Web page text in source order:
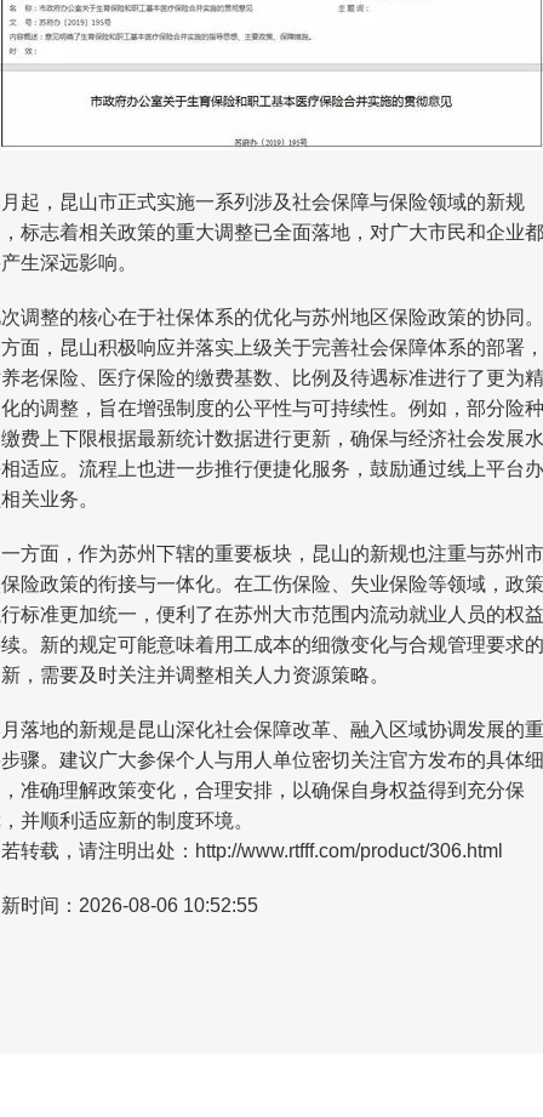
起，昆山市正式实施一系列涉及社会保障与保险领域的新规
标志着相关政策的重大调整已全面落地，对广大市民和企业都
生深远影响。
调整的核心在于社保体系的优化与苏州地区保险政策的协同。
面，昆山积极响应并落实上级关于完善社会保障体系的部署，
老保险、医疗保险的缴费基数、比例及待遇标准进行了更为精
的调整，旨在增强制度的公平性与可持续性。例如，部分险种
费上下限根据最新统计数据进行更新，确保与经济社会发展水
适应。流程上也进一步推行便捷化服务，鼓励通过线上平台办
关业务。
方面，作为苏州下辖的重要板块，昆山的新规也注重与苏州市
险政策的衔接与一体化。在工伤保险、失业保险等领域，政策
标准更加统一，便利了在苏州大市范围内流动就业人员的权益
。新的规定可能意味着用工成本的细微变化与合规管理要求的
，需要及时关注并调整相关人力资源策略。
落地的新规是昆山深化社会保障改革、融入区域协调发展的重
骤。建议广大参保个人与用人单位密切关注官方发布的具体细
准确理解政策变化，合理安排，以确保自身权益得到充分保
并顺利适应新的制度环境。
转载，请注明出处：http://www.rtfff.com/product/306.html
时间：2026-08-06 10:52:55